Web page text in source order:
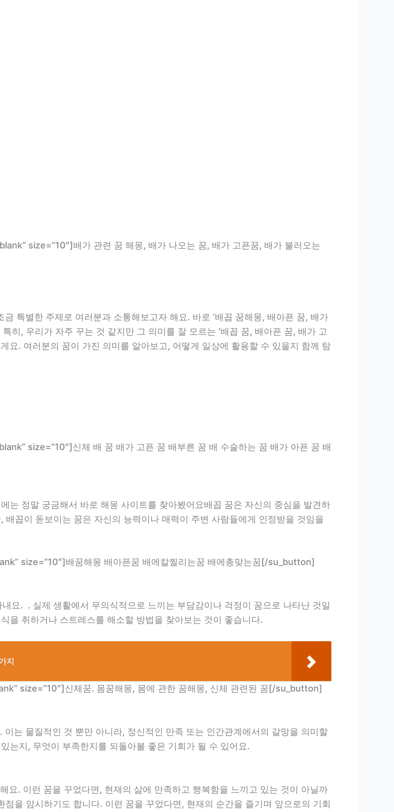
size=”10″]배가 관련 꿈 해몽, 배가 나오는 꿈, 배가 고픈꿈, 배가 불러오는
특별한 주제로 여러분과 소통해보고자 해요. 바로 ‘배꼽 꿈해몽, 배아픈 꿈, 배가
히, 우리가 자주 꾸는 것 같지만 그 의미를 잘 모르는 ‘배꼽 꿈, 배아픈 꿈, 배가 고
요. 여러분의 꿈이 가진 의미를 알아보고, 어떻게 일상에 활용할 수 있을지 함께 탐
size=”10″]신체 배 꿈 배가 고픈 꿈 배부른 꿈 배 수술하는 꿈 배가 아픈 꿈 배
는 정말 궁금해서 바로 해몽 사이트를 찾아봤어요배꼽 꿈은 자신의 중심을 발견하
꼽이 돋보이는 꿈은 자신의 능력이나 매력이 주변 사람들에게 인정받을 것임을
size=”10″]배꿈해몽 배아픈꿈 배에칼찔리는꿈 배에총맞는꿈[/su_button]
요. . 실제 생활에서 무의식적으로 느끼는 부담감이나 걱정이 꿈으로 나타난 것일
을 취하거나 스트레스를 해소할 방법을 찾아보는 것이 좋습니다.
지
size=”10″]신체꿈. 몸꿈해몽, 몸에 관한 꿈해몽, 신체 관련된 꿈[/su_button]
는 물질적인 것 뿐만 아니라, 정신적인 만족 또는 인간관계에서의 갈망을 의미할
는지, 무엇이 부족한지를 되돌아볼 좋은 기회가 될 수 있어요.
요. 이런 꿈을 꾸었다면, 현재의 삶에 만족하고 행복함을 느끼고 있는 것이 아닐까
을 암시하기도 합니다. 이런 꿈을 꾸었다면, 현재의 순간을 즐기며 앞으로의 기회